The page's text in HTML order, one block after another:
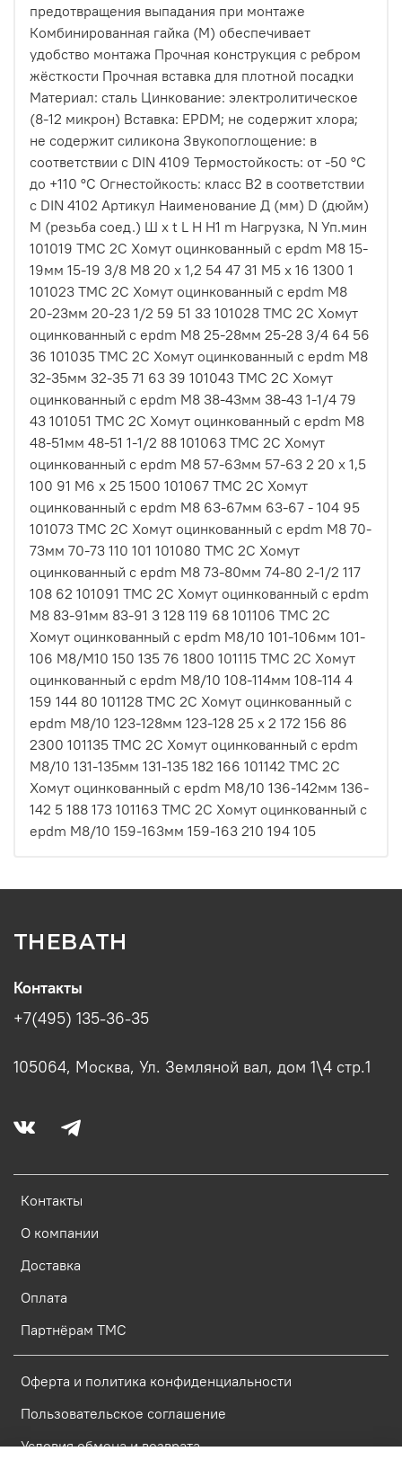
предотвращения выпадания при монтаже
Комбинированная гайка (M) обеспечивает
удобство монтажа Прочная конструкция с ребром
жёсткости Прочная вставка для плотной посадки
Материал: сталь Цинкование: электролитическое
(8-12 микрон) Вставка: EPDM; не содержит хлора;
не содержит силикона Звукопоглощение: в
соответствии с DIN 4109 Термостойкость: от -50 °C
до +110 °C Огнестойкость: класс B2 в соответствии
с DIN 4102 Артикул Наименование Д (мм) D (дюйм)
М (резьба соед.) Ш х t L H H1 m Нагрузка, N Уп.мин
101019 ТМС 2С Хомут оцинкованный с epdm M8 15-
19мм 15-19 3/8 M8 20 х 1,2 54 47 31 М5 х 16 1300 1
101023 ТМС 2С Хомут оцинкованный с epdm M8
20-23мм 20-23 1/2 59 51 33 101028 ТМС 2С Хомут
оцинкованный с epdm M8 25-28мм 25-28 3/4 64 56
36 101035 ТМС 2С Хомут оцинкованный с epdm M8
32-35мм 32-35 71 63 39 101043 ТМС 2С Хомут
оцинкованный с epdm M8 38-43мм 38-43 1-1/4 79
43 101051 ТМС 2С Хомут оцинкованный с epdm M8
48-51мм 48-51 1-1/2 88 101063 ТМС 2С Хомут
оцинкованный с epdm M8 57-63мм 57-63 2 20 х 1,5
100 91 М6 х 25 1500 101067 ТМС 2С Хомут
оцинкованный с epdm M8 63-67мм 63-67 - 104 95
101073 ТМС 2С Хомут оцинкованный с epdm M8 70-
73мм 70-73 110 101 101080 ТМС 2С Хомут
оцинкованный с epdm M8 73-80мм 74-80 2-1/2 117
108 62 101091 ТМС 2С Хомут оцинкованный с epdm
M8 83-91мм 83-91 3 128 119 68 101106 ТМС 2С
Хомут оцинкованный с epdm M8/10 101-106мм 101-
106 M8/M10 150 135 76 1800 101115 ТМС 2С Хомут
оцинкованный с epdm M8/10 108-114мм 108-114 4
159 144 80 101128 ТМС 2С Хомут оцинкованный с
epdm M8/10 123-128мм 123-128 25 х 2 172 156 86
2300 101135 ТМС 2С Хомут оцинкованный с epdm
M8/10 131-135мм 131-135 182 166 101142 ТМС 2С
Хомут оцинкованный с epdm M8/10 136-142мм 136-
142 5 188 173 101163 ТМС 2С Хомут оцинкованный с
epdm M8/10 159-163мм 159-163 210 194 105
THEBATH
Контакты
О компании
Доставка
Оплата
Партнёрам ТМС
Оферта и политика конфиденциальности
Пользовательское соглашение
Условия обмена и возврата
Контакты
+7(495) 135-36-35
105064, Москва, Ул. Земляной вал, дом 1\4 стр.1